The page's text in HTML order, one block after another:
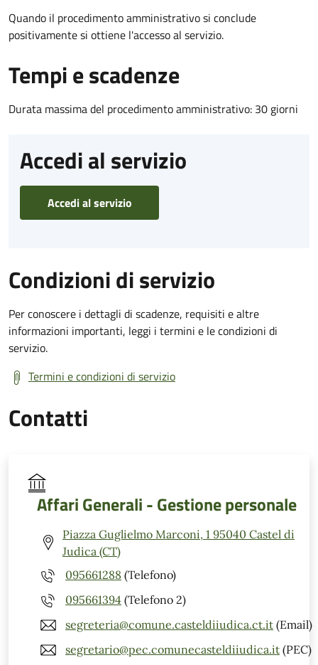
Quando il procedimento amministrativo si conclude
positivamente si ottiene l'accesso al servizio.
Tempi e scadenze
Durata massima del procedimento amministrativo: 30 giorni
Accedi al servizio
Accedi al servizio
Condizioni di servizio
Per conoscere i dettagli di scadenze, requisiti e altre
informazioni importanti, leggi i termini e le condizioni di
servizio.
Termini e condizioni di servizio
Contatti
Affari Generali - Gestione personale
Piazza Guglielmo Marconi, 1 95040 Castel di
Judica (CT)
095661288 (Telefono)
095661394 (Telefono 2)
segreteria@comune.casteldiiudica.ct.it (Email)
segretario@pec.comunecasteldiiudica.it (PEC)